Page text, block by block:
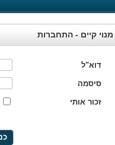
מנוי קיים - התחברות
דוא"ל
סיסמה
זכור אותי